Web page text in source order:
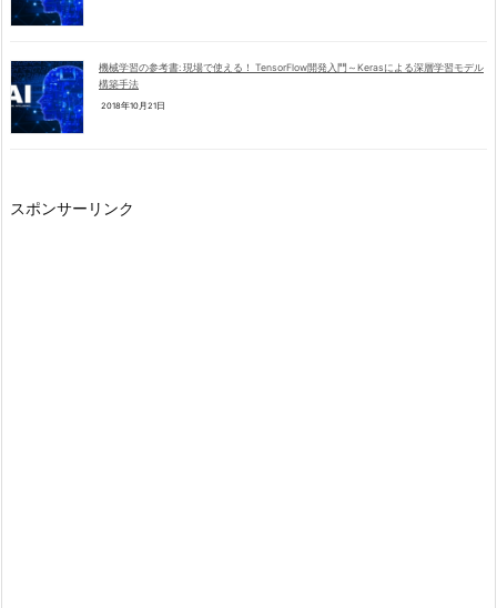
機械学習の参考書: 現場で使える！ TensorFlow開発入門～Kerasによる深層学習モデル
構築手法
2018年10月21日
スポンサーリンク